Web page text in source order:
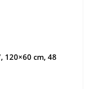
120×60 cm, 48